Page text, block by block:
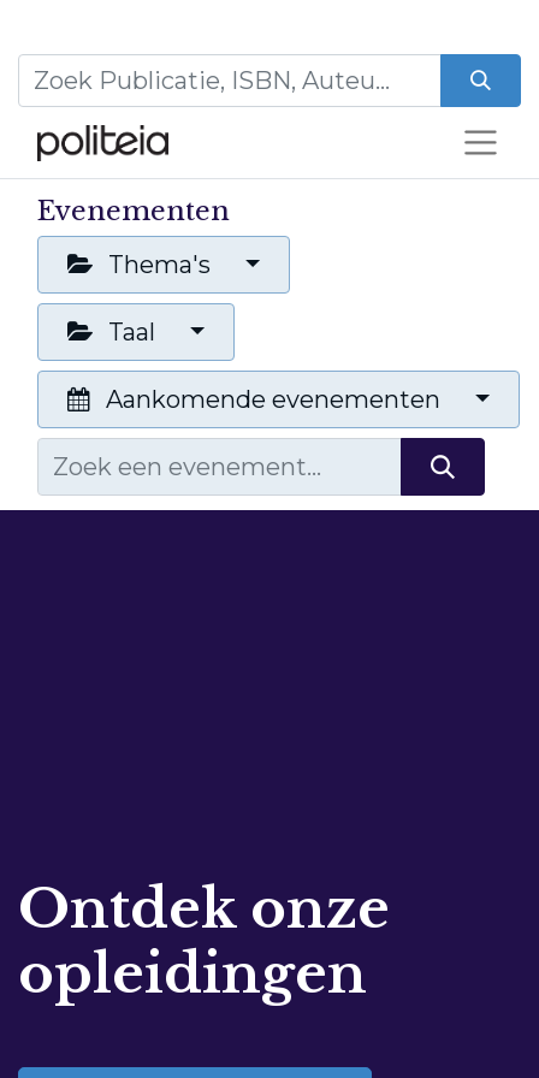
Evenementen
Thema's
Taal
Aankomende evenementen
Ontdek onze
opleidingen